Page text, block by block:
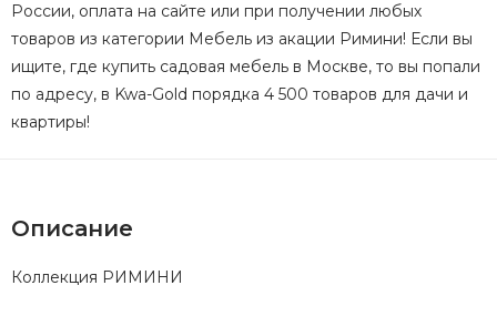
России, оплата на сайте или при получении любых
товаров из категории Мебель из акации Римини! Если вы
ищите, где купить садовая мебель в Москве, то вы попали
по адресу, в Kwa-Gold порядка 4 500 товаров для дачи и
квартиры!
Описание
Коллекция РИМИНИ